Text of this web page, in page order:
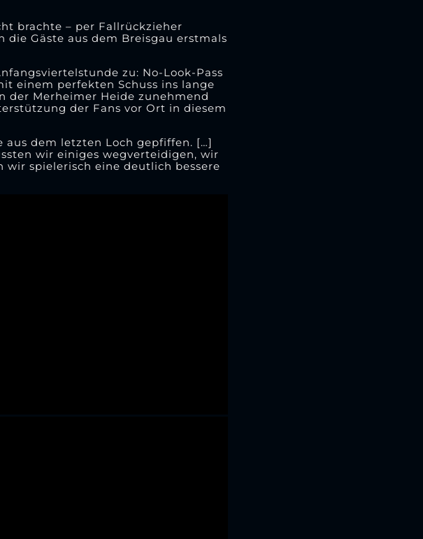
brachte – per Fallrückzieher
die Gäste aus dem Breisgau erstmals
zu: No-Look-Pass
einem perfekten Schuss ins lange
der Merheimer Heide zunehmend
der Fans vor Ort in diesem
aus dem letzten Loch gepfiffen. […]
wir einiges wegverteidigen, wir
spielerisch eine deutlich bessere